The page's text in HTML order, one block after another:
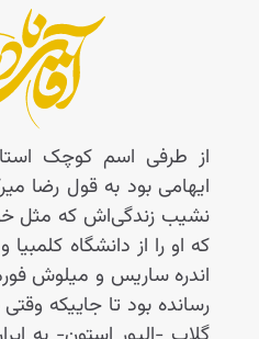
از طرفی اسم کوچک
ایهامی بود به قول رضا
نشیب زندگی‌اش که مثل
که او را از دانشگاه
اندره ساریس و میلوش